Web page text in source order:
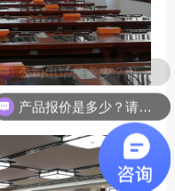
公司电话是多少？电话：0769-22710130
产品报价是多少？请致电0769-22710130